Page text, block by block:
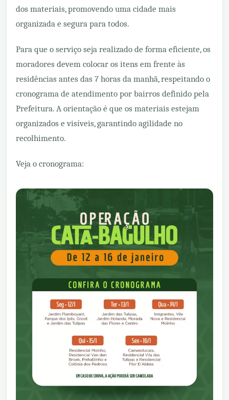
dos materiais, promovendo uma cidade mais
organizada e segura para todos.
Para que o serviço seja realizado de forma eficiente, os
moradores devem colocar os itens em frente às
residências antes das 7 horas da manhã, respeitando o
cronograma de atendimento por bairros definido pela
Prefeitura. A orientação é que os materiais estejam
organizados e visíveis, garantindo agilidade no
recolhimento.
Veja o cronograma: